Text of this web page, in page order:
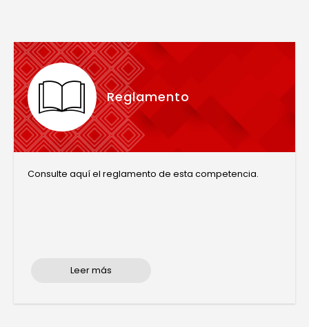
Reglamento
Consulte aquí el reglamento de esta competencia.
Leer más